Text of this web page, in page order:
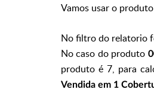
Vamos usar o produto
No filtro do relatorio
No caso do produto
produto é 7, para
Vendida em 1